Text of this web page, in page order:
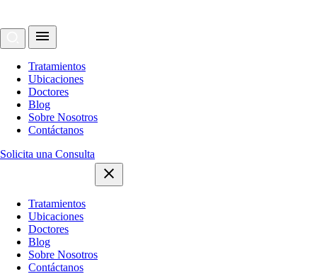
Tratamientos
Ubicaciones
Doctores
Blog
Sobre Nosotros
Contáctanos
Solicita una Consulta
Tratamientos
Ubicaciones
Doctores
Blog
Sobre Nosotros
Contáctanos